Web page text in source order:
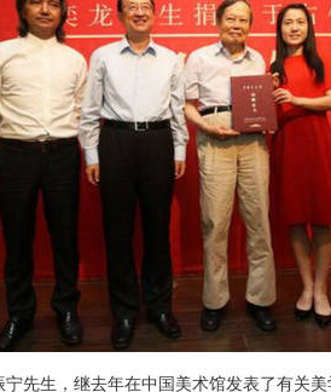
先生，继去年在中国美术馆发表了有关